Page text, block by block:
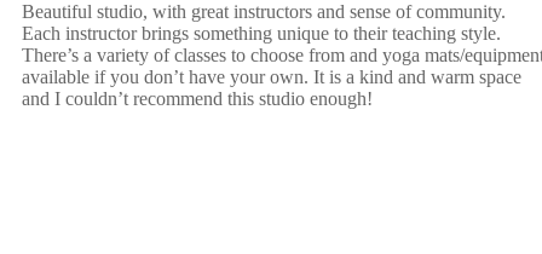
Beautiful studio, with great instructors and sense of community.
Each instructor brings something unique to their teaching style.
There’s a variety of classes to choose from and yoga mats/
available if you don’t have your own. It is a kind and warm space
and I couldn’t recommend this studio enough!